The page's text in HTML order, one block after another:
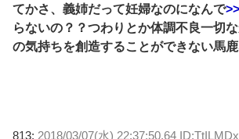
てかさ、義姉だって妊婦なのになんで
らないの？？つわりとか体調不良一切
の気持ちを創造することができない馬
813: 2018/03/07(水) 22:37:50.64